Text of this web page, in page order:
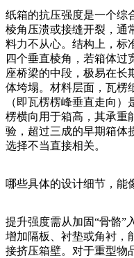
纸箱的抗压强度是一个综
棱角压溃或接缝开裂，通
料力不从心。结构上，标
四个垂直棱角，若箱体过
座桥梁的中段，极易在长
体垮塌。材料层面，瓦楞
（即瓦楞楞峰垂直走向
楞横向用于箱高，其承重
验，超过三成的早期箱体
选择不当直接相关。
哪些具体的设计细节，能
提升强度需从加固“骨骼”
增加隔板、衬垫或角衬，
接挤压箱壁。对于重型物